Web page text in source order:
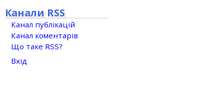
Канали RSS
Канал публікацій
Канал коментарів
Що таке RSS?
Вхід